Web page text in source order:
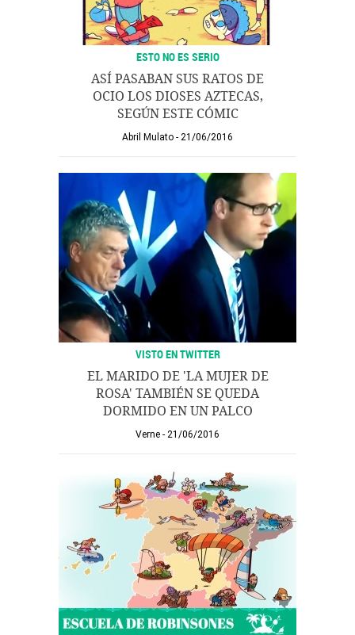
ESTO NO ES SERIO
ASÍ PASABAN SUS RATOS DE
OCIO LOS DIOSES AZTECAS,
SEGÚN ESTE CÓMIC
Abril Mulato 21/06/2016
VISTO EN TWITTER
EL MARIDO DE 'LA MUJER DE
ROSA' TAMBIÉN SE QUEDA
DORMIDO EN UN PALCO
Verne 21/06/2016